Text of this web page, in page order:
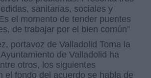
sanitarias, sociales y
el momento de tender puentes
de trabajar por el bien común”
portavoz de Valladolid Toma la
de Valladolid ha
otros, los siguientes
el fondo del acuerdo se habla de